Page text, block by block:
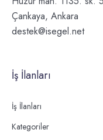
Çankaya, Ankara
destek@isegel.net
İş İlanları
İş İlanları
Kategoriler